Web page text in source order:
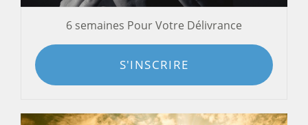
6 semaines Pour Votre Délivrance
S'INSCRIRE